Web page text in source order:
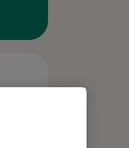
10 Ago